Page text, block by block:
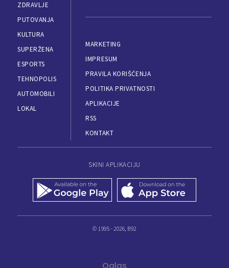
ZDRAVLJE
PUTOVANJA
KULTURA
SUPERŽENA
ESPORTS
TEHNOPOLIS
AUTOMOBILI
LOKAL
MARKETING
IMPRESUM
PRAVILA KORIŠĆENJA
POLITIKA PRIVATNOSTI
APLIKACIJE
RSS
KONTAKT
SKINI APLIKACIJU
© 1995 - 2026, B92